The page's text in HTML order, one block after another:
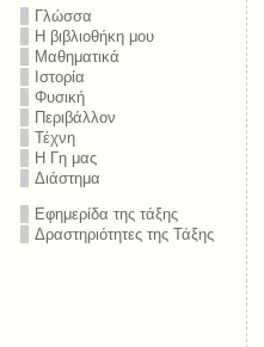
Γλώσσα
Η βιβλιοθήκη μου
Μαθηματικά
Ιστορία
Φυσική
Περιβάλλον
Τέχνη
Η Γη μας
Διάστημα
Εφημερίδα της τάξης
Δραστηριότητες της Τάξης